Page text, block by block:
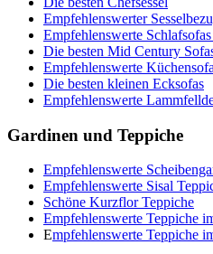
Empfehlenswerter
Empfehlenswerte
Die besten Mid Century
Empfehlenswerte
Die besten kleinen Ecksofas
Empfehlenswerte
Gardinen und Teppiche
Empfehlenswerte
Empfehlenswerte Sisal
Schöne Kurzflor Teppiche
Empfehlenswerte Teppiche
Empfehlenswerte Teppiche